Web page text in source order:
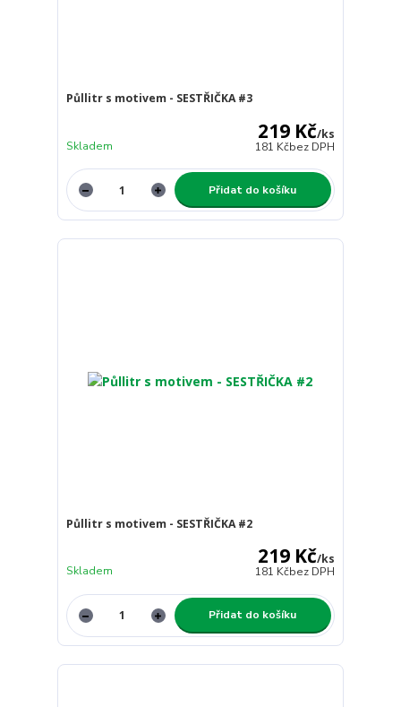
Půllitr s motivem - SESTŘIČKA #3
219 Kč/ks
181 Kčbez DPH
Skladem
Přidat do košíku
Půllitr s motivem - SESTŘIČKA #2
219 Kč/ks
181 Kčbez DPH
Skladem
Přidat do košíku